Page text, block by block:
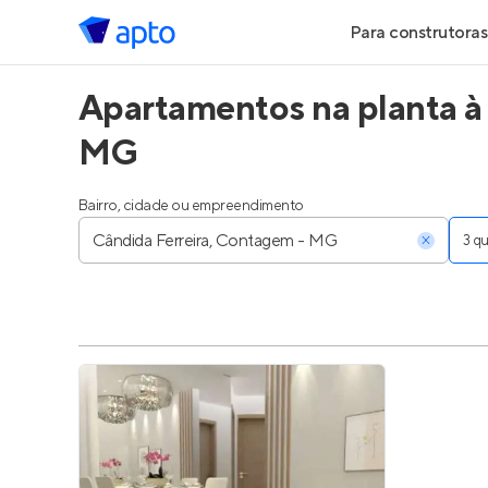
Para construtoras
Geração de
Geração de
Apartamentos na planta
MG
Bairro, cidade ou empreendimento
3